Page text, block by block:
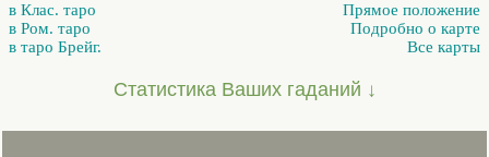
в Клас. таро
в Ром. таро
в таро Брейг.
Прямое положение
Подробно о карте
Все карты
Статистика Ваших гаданий ↓